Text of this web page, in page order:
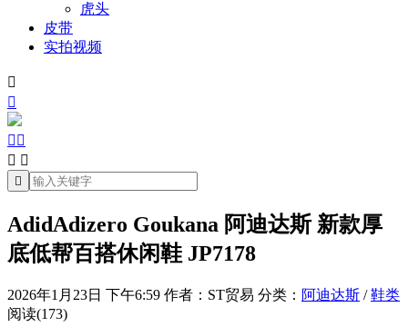
虎头
皮带
实拍视频


 
 

AdidAdizero Goukana 阿迪达斯 新款厚
底低帮百搭休闲鞋 JP7178
2026年1月23日 下午6:59 作者：ST贸易 分类： 阿迪达斯 /鞋类
阅读(173)